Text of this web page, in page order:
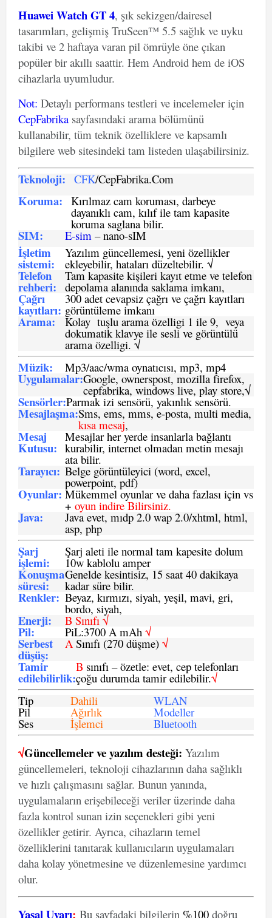
Huawei Watch GT 4, şık sekizgen/dairesel
tasarımları, gelişmiş TruSeen™ 5.5 sağlık ve uyku
takibi ve 2 haftaya varan pil ömrüyle öne çıkan
popüler bir akıllı saattir. Hem Android hem de iOS
cihazlarla uyumludur.
Not: Detaylı performans testleri ve incelemeler için
CepFabrika sayfasındaki arama bölümünü
kullanabilir, tüm teknik özelliklere ve kapsamlı
bilgilere web sitesindeki tam listeden ulaşabilirsiniz.
Teknoloji: CFK/CepFabrika.Com
Koruma: Kırılmaz cam koruması, darbeye
dayanıklı cam, kılıf ile tam kapasite
koruma saglana bilir.
SIM: E-sim – nano-sIM
İşletim
sistemi:
Yazılım güncellemesi, yeni özellikler
ekleyebilir, hataları düzeltebilir. √
Telefon
rehberi:
Tam kapasite kişileri kayıt etme ve telefon
depolama alanında saklama imkanı,
Çağrı
kayıtları:
300 adet cevapsiz çağrı ve çağrı kayıtları
görüntüleme imkanı
Arama: Kolay tuşlu arama özelligi 1 ile 9, veya
dokumatik klavye ile sesli ve görüntülü
arama özelligi. √
Müzik: Mp3/aac/wma oynatıcısı, mp3, mp4
Uygulamalar:Google, ownerspost, mozilla firefox,
cepfabrika, windows live, play store,√
Sensörler:Parmak izi sensörü, yakınlık sensörü.
Mesajlaşma:Sms, ems, mms, e-posta, multi media,
kısa mesaj,
Mesaj
Kutusu:
Mesajlar her yerde insanlarla bağlantı
kurabilir, internet olmadan metin mesajı
ata bilir.
Tarayıcı: Belge görüntüleyici (word, excel,
powerpoint, pdf)
Oyunlar: Mükemmel oyunlar ve daha fazlası için vs
+ oyun indire Bilirsiniz.
Java: Java evet, mıdp 2.0 wap 2.0/xhtml, html,
asp, php
Şarj
işlemi:
Şarj aleti ile normal tam kapesite dolum
10w kablolu amper
Konuşma
süresi:
Genelde kesintisiz, 15 saat 40 dakikaya
kadar süre bilir.
Renkler: Beyaz, kırmızı, siyah, yeşil, mavi, gri,
bordo, siyah,
Enerji: B Sınıfı √
Pil: PiL:3700 A mAh √
Serbest
düşüş:
ASınıfı (270 düşme) √
Tamir
edilebilirlik:
B sınıfı – özetle: evet, cep telefonları
çoğu durumda tamir edilebilir.√
Tip
Dahili WLAN
Pil Ağırlık Modeller
Ses İşlemci Bluetooth
√Güncellemeler ve yazılım desteği: Yazılım
güncellemeleri, teknoloji cihazlarının daha sağlıklı
ve hızlı çalışmasını sağlar. Bunun yanında,
uygulamaların erişebileceği veriler üzerinde daha
fazla kontrol sunan izin seçenekleri gibi yeni
özellikler getirir. Ayrıca, cihazların temel
özelliklerini tanıtarak kullanıcıların uygulamaları
daha kolay yönetmesine ve düzenlemesine yardımcı
olur.
Yasal Uyarı: Bu sayfadaki bilgilerin %100 doğru